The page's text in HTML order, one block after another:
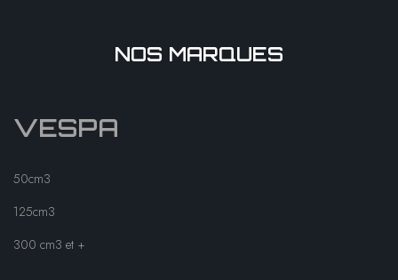
NOS MARQUES
VESPA
50cm3
125cm3
300 cm3 et +